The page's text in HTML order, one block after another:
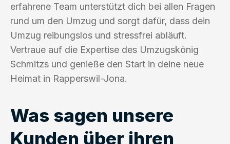
erfahrene Team unterstützt dich bei allen Fragen
rund um den Umzug und sorgt dafür, dass dein
Umzug reibungslos und stressfrei abläuft.
Vertraue auf die Expertise des Umzugskönig
Schmitzs und genieße den Start in deine neue
Heimat in Rapperswil-Jona.
Was sagen unsere
Kunden über ihren